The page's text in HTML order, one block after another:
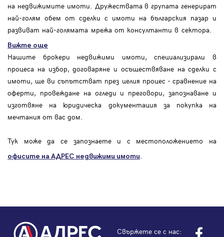
на недвижимите имоти. Дружествата в групата генерират
най-голям обем от сделки с имоти на българския пазар и
развиват най-голямата мрежа от консултанти в сектора.
Вижте още
Нашите брокери недвижими имоти, специализирали в
процеса на избор, договаряне и осъществяване на сделки с
имоти, ще ви съпътстват през целия процес - сравнение на
оферти, провеждане на огледи и преговори, запознаване и
изготвяне на юридическа документация за покупка на
мечтания от вас дом.
Тук може да се запознаете и с местоположението на
офисите на АДРЕС недвижими имоти
Свържете се с нас: